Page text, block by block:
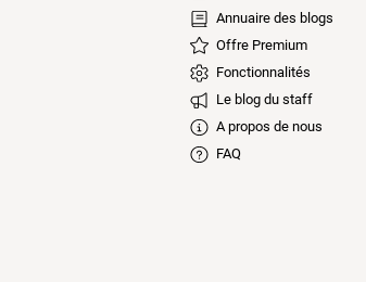
Annuaire des blogs
Offre Premium
Fonctionnalités
Le blog du staff
A propos de nous
FAQ